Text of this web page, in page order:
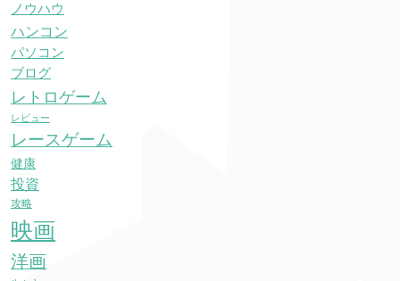
ノウハウ
ハンコン
パソコン
ブログ
レトロゲーム
レビュー
レースゲーム
健康
投資
攻略
映画
洋画